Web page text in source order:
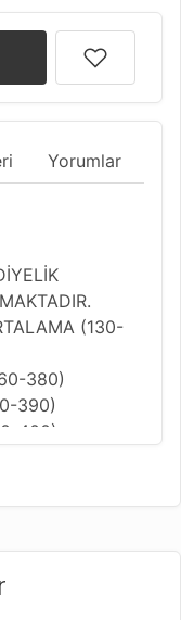
Yorumlar
(130-
380)
390)
400)